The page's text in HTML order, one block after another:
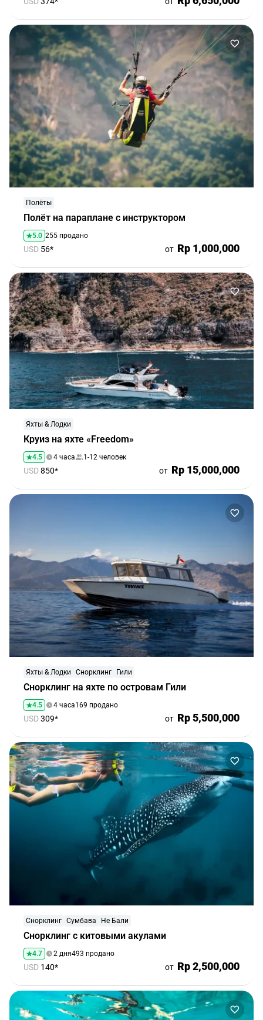
Полёт на параплане с инструктором
Полёты
5.0 255 продано
USD 56* от Rp 1,000,000
Круиз на яхте «Freedom»
Яхты & Лодки
4.5 4 часа 1-12 человек
USD850* от Rp 15,000,000
Снорклинг на яхте по островам Гили
Яхты & Лодки Снорклинг Гили
4.5 4 часа169 продано
USD309* от Rp 5,500,000
Снорклинг с китовыми акулами
Снорклинг Сумбава Не Бали
4.7 2 дня493 продано
USD 140* от Rp 2,500,000